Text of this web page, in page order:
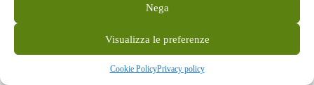
Nega
Visualizza le preferenze
Cookie PolicyPrivacy policy
Con il contributo di